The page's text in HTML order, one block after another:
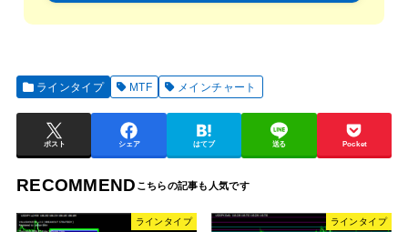
ラインタイプ MTF メインチャート
ポスト シェア はてブ 送る Pocket
RECOMMEND
ラインタイプ ラインタイプ